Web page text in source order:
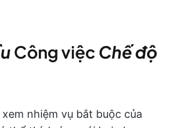
Công việc Chế độ
nhiệm vụ bắt buộc của